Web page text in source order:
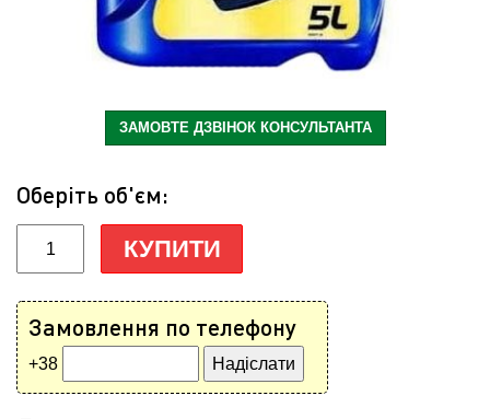
ЗАМОВТЕ ДЗВІНОК КОНСУЛЬТАНТА
Оберіть об'єм:
КУПИТИ
Замовлення по телефону
+38